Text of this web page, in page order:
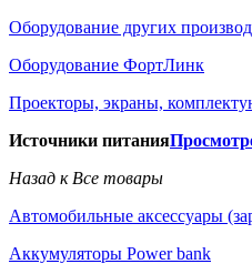
Оборудование других
Оборудование ФортЛинк
Проекторы, экраны,
Источники питания
Назад к Все товары
Автомобильные аксессуары
Аккумуляторы Power bank